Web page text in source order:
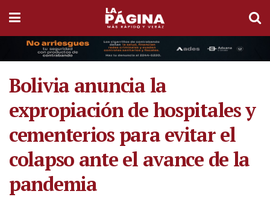
Bolivia anuncia la
expropiación de hospitales y
cementerios para evitar el
colapso ante el avance de la
pandemia